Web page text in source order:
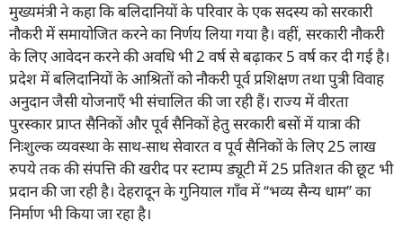
मुख्यमंत्री ने कहा कि बलिदानियों के परिवार के एक सदस्य को सरकारी
नौकरी में समायोजित करने का निर्णय लिया गया है। वहीं, सरकारी नौकरी
के लिए आवेदन करने की अवधि भी 2 वर्ष से बढ़ाकर 5 वर्ष कर दी गई है।
प्रदेश में बलिदानियों के आश्रितों को नौकरी पूर्व प्रशिक्षण तथा पुत्री विवाह
अनुदान जैसी योजनाएँ भी संचालित की जा रही हैं। राज्य में वीरता
पुरस्कार प्राप्त सैनिकों और पूर्व सैनिकों हेतु सरकारी बसों में यात्रा की
निःशुल्क व्यवस्था के साथ-साथ सेवारत व पूर्व सैनिकों के लिए 25 लाख
रुपये तक की संपत्ति की खरीद पर स्टाम्प ड्यूटी में 25 प्रतिशत की छूट भी
प्रदान की जा रही है। देहरादून के गुनियाल गाँव में ‘‘भव्य सैन्य धाम’’ का
निर्माण भी किया जा रहा है।